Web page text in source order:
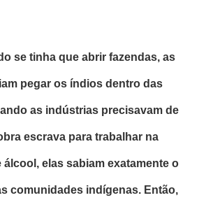
se tinha que abrir fazendas, as
pegar os índios dentro das
as indústrias precisavam de
escrava para trabalhar na
elas sabiam exatamente o
comunidades indígenas. Então,